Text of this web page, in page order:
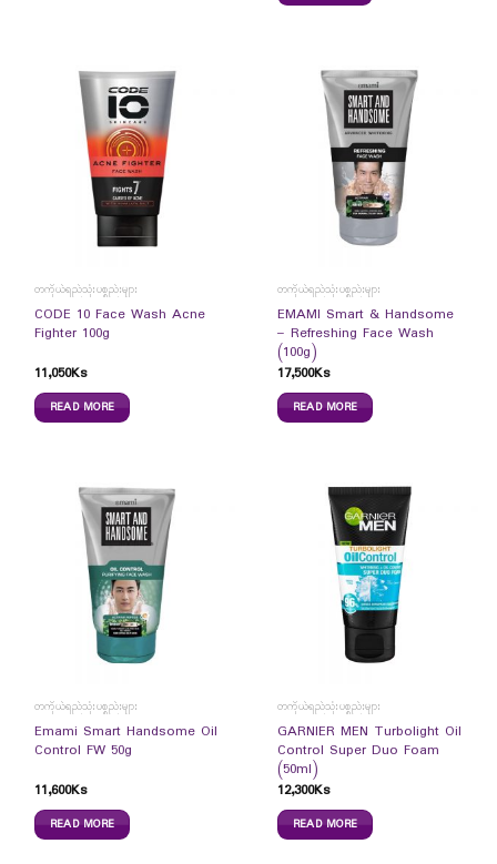
တကိုယ်ရည်သုံးပစ္စည်းများ
CODE 10 Face Wash Acne
Fighter 100g
11,050Ks
READ MORE
တကိုယ်ရည်သုံးပစ္စည်းများ
EMAMI Smart & Handsome
– Refreshing Face Wash
(100g)
17,500Ks
READ MORE
တကိုယ်ရည်သုံးပစ္စည်းများ
Emami Smart Handsome Oil
Control FW 50g
11,600Ks
READ MORE
တကိုယ်ရည်သုံးပစ္စည်းများ
GARNIER MEN Turbolight Oil
Control Super Duo Foam
(50ml)
12,300Ks
READ MORE